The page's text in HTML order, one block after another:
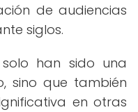
de audiencias
siglos.
han sido una
sino que también
en otras